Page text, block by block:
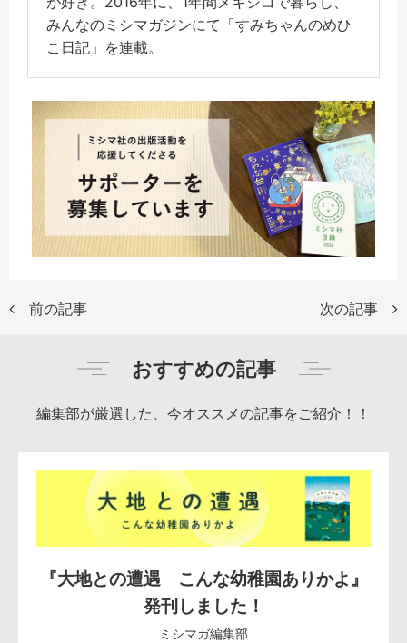
みんなのミシマガジンにて「すみちゃんのめひ
こ日記」を連載。
前の記事 次の記事
おすすめの記事
編集部が厳選した、今オススメの記事をご紹介！！
『大地との遭遇 こんな幼稚園ありかよ』
発刊しました！
ミシマガ編集部